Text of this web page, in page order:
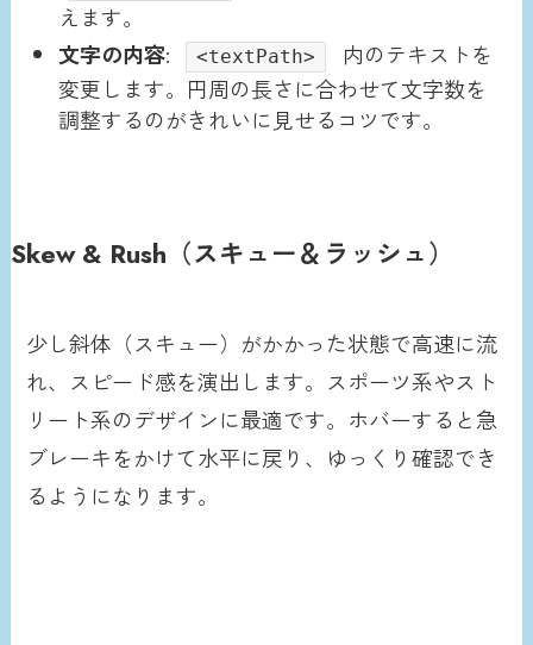
えます。
文字の内容: <textPath>
内のテキストを
変更します。円周の長さに合わせて文字数を
調整するのがきれいに見せるコツです。
Skew & Rush（スキュー＆ラッシュ）
少し斜体（スキュー）がかかった状態で高速に流
れ、スピード感を演出します。スポーツ系やスト
リート系のデザインに最適です。ホバーすると急
ブレーキをかけて水平に戻り、ゆっくり確認でき
るようになります。